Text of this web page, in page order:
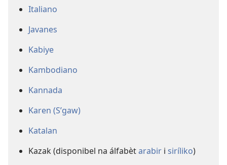
Italiano
Javanes
Kabiye
Kambodiano
Kannada
Karen (S’gaw)
Katalan
Kazak (disponibel na álfabètarabir i siríliko)